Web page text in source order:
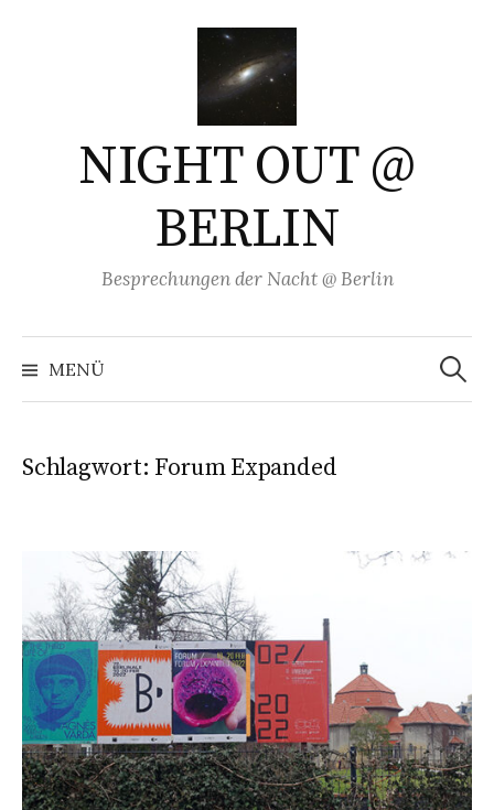
NIGHT OUT @
BERLIN
Besprechungen der Nacht @ Berlin
MENÜ
Suchen
nach:
Schlagwort: Forum Expanded